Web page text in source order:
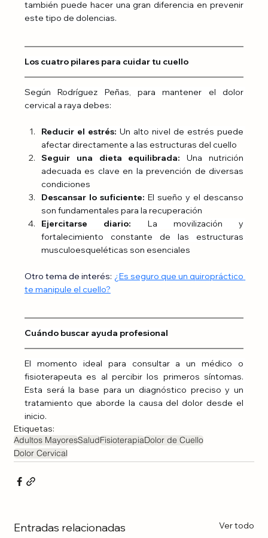
también puede hacer una gran diferencia en prevenir
este tipo de dolencias.
Los cuatro pilares para cuidar tu cuello
Según Rodríguez Peñas, para mantener el dolor
cervical a raya debes:
Reducir el estrés: Un alto nivel de estrés puede
afectar directamente a las estructuras del cuello
Seguir una dieta equilibrada: Una nutrición
adecuada es clave en la prevención de diversas
condiciones
Descansar lo suficiente: El sueño y el descanso
son fundamentales para la recuperación
Ejercitarse diario: La movilización y
fortalecimiento constante de las estructuras
musculoesqueléticas son esenciales
Otro tema de interés: ¿Es seguro que un quiropráctico
te manipule el cuello?
Cuándo buscar ayuda profesional
El momento ideal para consultar a un médico o
fisioterapeuta es al percibir los primeros síntomas.
Esta será la base para un diagnóstico preciso y un
tratamiento que aborde la causa del dolor desde el
inicio.
Etiquetas:
Adultos MayoresSaludFisioterapiaDolor de Cuello
Dolor Cervical
Entradas relacionadas Ver todo